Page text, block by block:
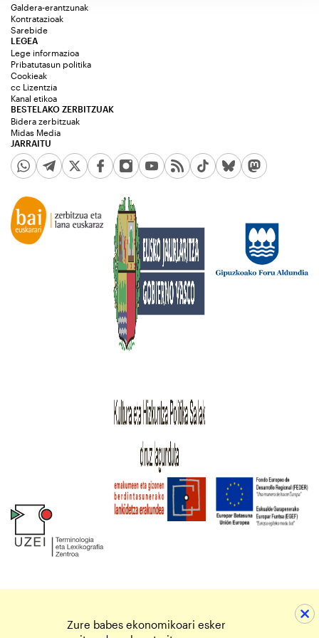
Galdera-erantzunak
Kontratazioak
Sarebide
JARRAITU
LEGEA
Lege informazioa
Pribatutasun politika
Cookieak
cc Lizentzia
Kanal etikoa
BESTELAKO ZERBITZUAK
Bidera zerbitzuak
Midas Media
Zure babes ekonomikoari esker